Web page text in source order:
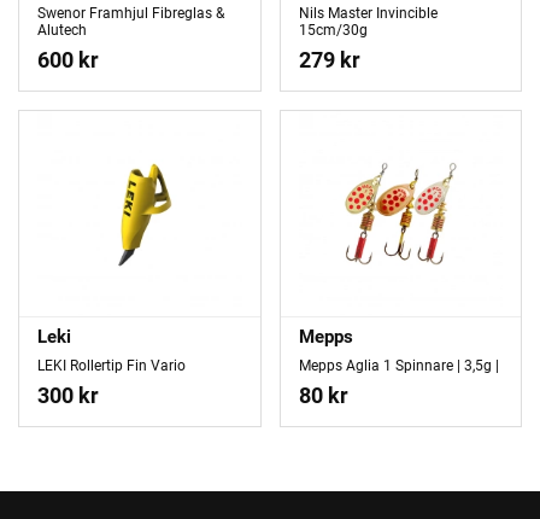
Swenor Framhjul Fibreglas &
Alutech
600 kr
Nils Master Invincible
15cm/30g
279 kr
Leki
LEKI Rollertip Fin Vario
300 kr
Mepps
Mepps Aglia 1 Spinnare | 3,5g |
80 kr